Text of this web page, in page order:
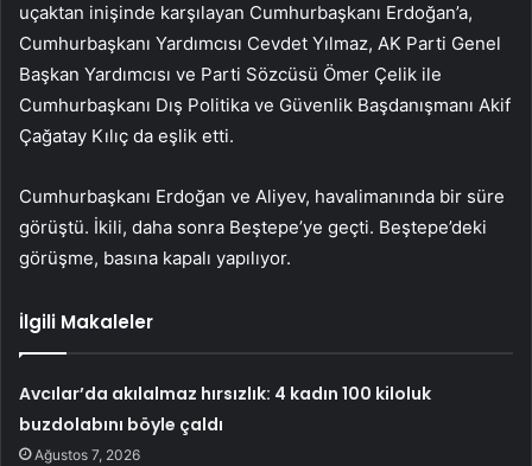
uçaktan inişinde karşılayan Cumhurbaşkanı Erdoğan’a,
Cumhurbaşkanı Yardımcısı Cevdet Yılmaz, AK Parti Genel
Başkan Yardımcısı ve Parti Sözcüsü Ömer Çelik ile
Cumhurbaşkanı Dış Politika ve Güvenlik Başdanışmanı Akif
Çağatay Kılıç da eşlik etti.
Cumhurbaşkanı Erdoğan ve Aliyev, havalimanında bir süre
görüştü. İkili, daha sonra Beştepe’ye geçti. Beştepe’deki
görüşme, basına kapalı yapılıyor.
İlgili Makaleler
Avcılar’da akılalmaz hırsızlık: 4 kadın 100 kiloluk
buzdolabını böyle çaldı
Ağustos 7, 2026